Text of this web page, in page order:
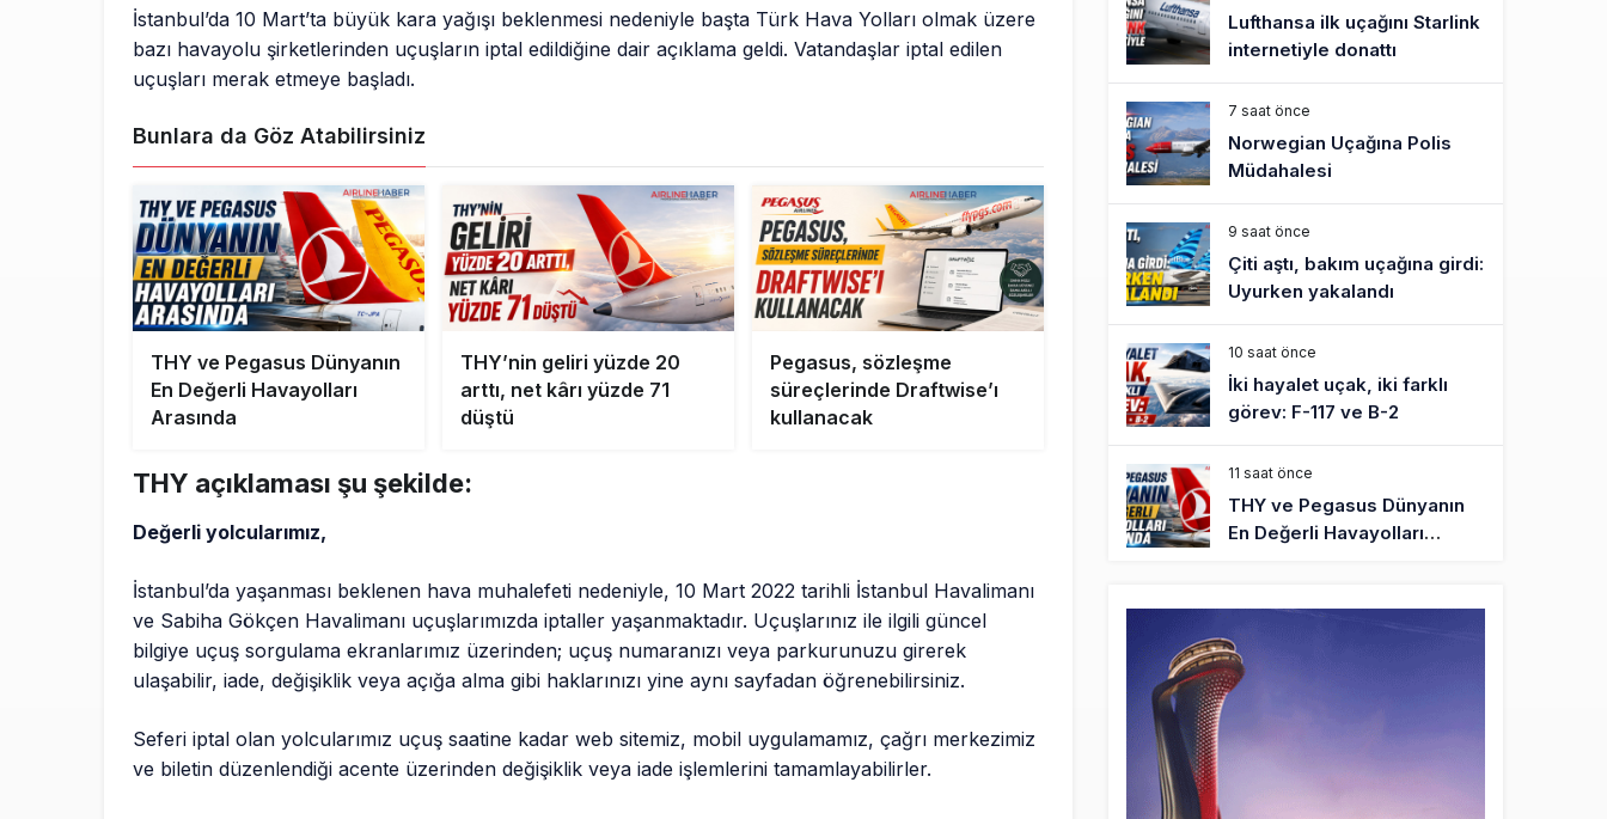
İstanbul’da 10 Mart’ta büyük kara yağışı beklenmesi nedeniyle başta Türk Hava Yolları olmak üzere
bazı havayolu şirketlerinden uçuşların iptal edildiğine dair açıklama geldi. Vatandaşlar iptal edilen
uçuşları merak etmeye başladı.
Bunlara da Göz Atabilirsiniz
THY ve Pegasus Dünyanın
En Değerli Havayolları
Arasında
THY’nin geliri yüzde 20
arttı, net kârı yüzde 71
düştü
Pegasus, sözleşme
süreçlerinde Draftwise’ı
kullanacak
THY açıklaması şu şekilde:
Değerli yolcularımız,
İstanbul’da yaşanması beklenen hava muhalefeti nedeniyle, 10 Mart 2022 tarihli İstanbul Havalimanı
ve Sabiha Gökçen Havalimanı uçuşlarımızda iptaller yaşanmaktadır. Uçuşlarınız ile ilgili güncel
bilgiye uçuş sorgulama ekranlarımız üzerinden; uçuş numaranızı veya parkurunuzu girerek
ulaşabilir, iade, değişiklik veya açığa alma gibi haklarınızı yine aynı sayfadan öğrenebilirsiniz.
Seferi iptal olan yolcularımız uçuş saatine kadar web sitemiz, mobil uygulamamız, çağrı merkezimiz
ve biletin düzenlendiği acente üzerinden değişiklik veya iade işlemlerini tamamlayabilirler.
Lufthansa ilk uçağını Starlink
internetiyle donattı
7 saat önce
Norwegian Uçağına Polis
Müdahalesi
9 saat önce
Çiti aştı, bakım uçağına girdi:
Uyurken yakalandı
10 saat önce
İki hayalet uçak, iki farklı
görev: F-117 ve B-2
11 saat önce
THY ve Pegasus Dünyanın
En Değerli Havayolları
Fly Baghdad ABD yaptırım
listesinden çıkarıldı
13 saat önce
Elektrikli uçaklar Avrupa’da
kısa rotalara hazırlanıyor